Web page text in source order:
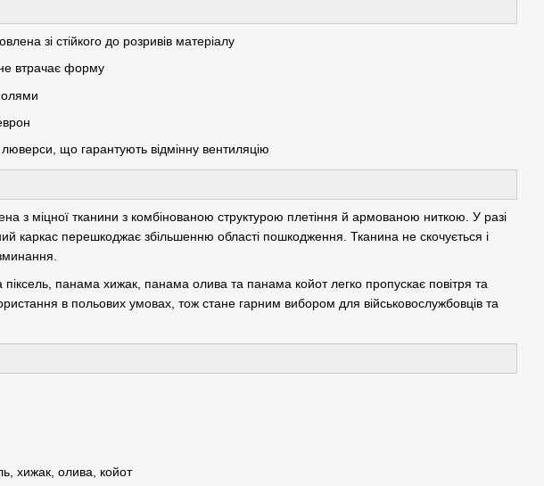
зі стійкого до розривів матеріалу
втрачає форму
що гарантують відмінну вентиляцію
з міцної тканини з комбінованою структурою плетіння й армованою ниткою. У разі
каркас перешкоджає збільшенню області пошкодження. Тканина не скочується і
панама хижак, панама олива та панама койот легко пропускає повітря та
в польових умовах, тож стане гарним вибором для військовослужбовців та
хижак, олива, койот